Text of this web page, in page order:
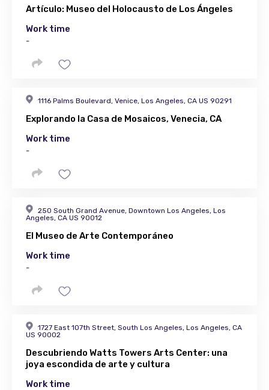
Artículo: Museo del Holocausto de Los Ángeles
Work time
-
1116 Palms Boulevard, Venice, Los Angeles, CA US 90291
Explorando la Casa de Mosaicos, Venecia, CA
Work time
-
250 South Grand Avenue, Downtown Los Angeles, Los
Angeles, CA US 90012
El Museo de Arte Contemporáneo
Work time
-
1727 East 107th Street, South Los Angeles, Los Angeles, CA
US 90002
Descubriendo Watts Towers Arts Center: una
joya escondida de arte y cultura
Work time